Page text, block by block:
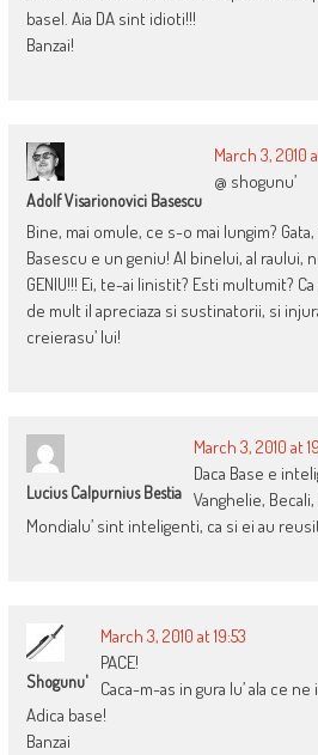
basel. Aia DA sint idioti!!!
Banzai!
Adolf Visarionovici Basescu
March 3, 2010
@ shogunu’
Bine, mai omule, ce s-o mai lungim?
Basescu e un geniu! Al binelui, al raului,
GENIU!!! Ei, te-ai linistit? Esti multumit?
de mult il apreciaza si sustinatorii, si
creierasu’ lui!
Lucius Calpurnius Bestia
March 3, 2010 at
Daca Base e
Vanghelie,
Mondialu’ sint inteligenti, ca si ei au
Shogunu'
March 3, 2010 at 19:53
PACE!
Caca-m-as in gura lu’ ala ce
Adica base!
Banzai